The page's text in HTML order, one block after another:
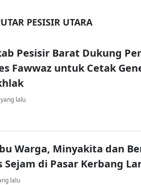
PESISIR UTARA
Pesisir Barat Dukung
Fawwaz untuk Cetak
lalu
Warga, Minyakita dan
Sejam di Pasar Kerbang
lalu